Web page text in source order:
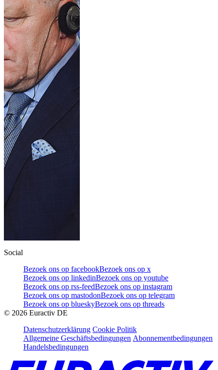
Social
Bezoek ons op facebookBezoek ons op x
Bezoek ons op linkedinBezoek ons op youtube
Bezoek ons op rss-feedBezoek ons op instagram
Bezoek ons op mastodonBezoek ons op telegram
Bezoek ons op blueskyBezoek ons op threads
© 2026 Euractiv DE
Datenschutzerklärung Cookie Politik
Allgemeine Geschäftsbedingungen Abonnementbedingungen
Handelsbedingungen